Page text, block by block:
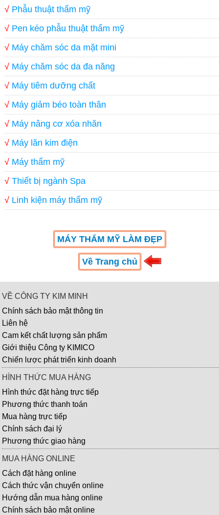
√ Phẫu thuật thẩm mỹ
√ Pen kéo phẫu thuật thẩm mỹ
√ Máy chăm sóc da mặt mini
√ Máy chăm sóc da đa năng
√ Máy tiêm dưỡng chất
√ Máy giảm béo toàn thân
√ Máy nâng cơ xóa nhăn
√ Máy lăn kim điện
√ Máy thẩm mỹ
√ Thiết bị ngành Spa
√ Linh kiện máy thẩm mỹ
MÁY THẨM MỸ LÀM ĐẸP
Về Trang chủ
VỀ CÔNG TY KIM MINH
Chính sách bảo mật thông tin
Liên hệ
Cam kết chất lượng sản phẩm
Giới thiệu Công ty KIMICO
Chiến lược phát triển kinh doanh
HÌNH THỨC MUA HÀNG
Hình thức đặt hàng trực tiếp
Phương thức thanh toán
Mua hàng trực tiếp
Chính sách đại lý
Phương thức giao hàng
MUA HÀNG ONLINE
Cách đặt hàng online
Cách thức vận chuyển online
Hướng dẫn mua hàng online
Chính sách bảo mật online